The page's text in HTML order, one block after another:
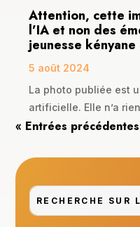
Attention, cette
l’IA et non des
jeunesse
5 août 2024
La photo publiée est
artificielle. Elle n’a
« Entrées précédentes